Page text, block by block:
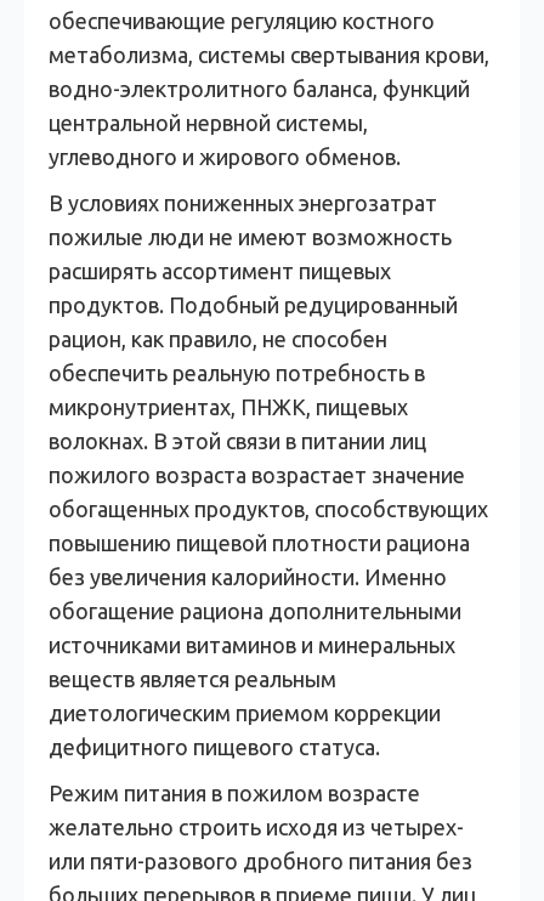
обеспечивающие регуляцию костного
метаболизма, системы свертывания крови,
водно-электролитного баланса, функций
центральной нервной системы,
углеводного и жирового обменов.
В условиях пониженных энергозатрат
пожилые люди не имеют возможность
расширять ассортимент пищевых
продуктов. Подобный редуцированный
рацион, как правило, не способен
обеспечить реальную потребность в
микронутриентах, ПНЖК, пищевых
волокнах. В этой связи в питании лиц
пожилого возраста возрастает значение
обогащенных продуктов, способствующих
повышению пищевой плотности рациона
без увеличения калорийности. Именно
обогащение рациона дополнительными
источниками витаминов и минеральных
веществ является реальным
диетологическим приемом коррекции
дефицитного пищевого статуса.
Режим питания в пожилом возрасте
желательно строить исходя из четырех-
или пяти-разового дробного питания без
больших перерывов в приеме пищи. У лиц